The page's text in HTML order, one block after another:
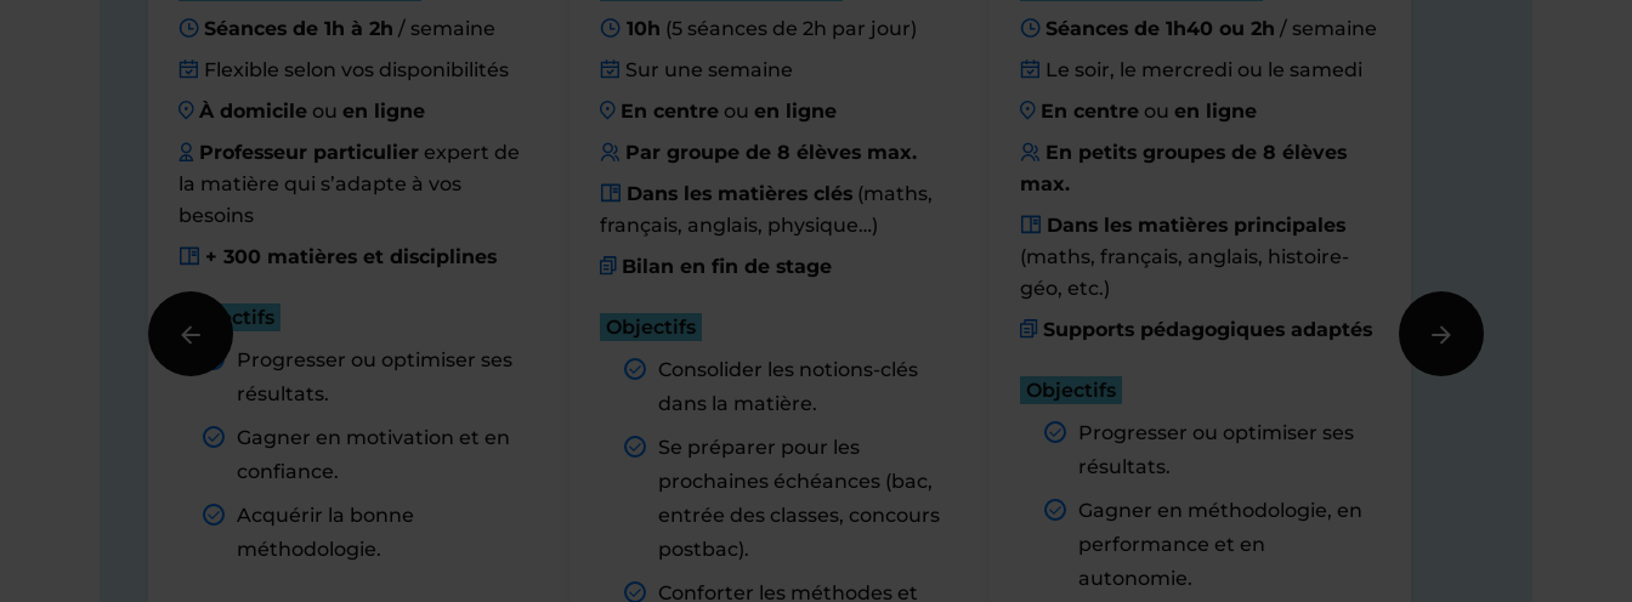
Séances de 1h à 2h / semaine
Flexible selon vos disponibilités
À domicileou en ligne
Professeur particulier expert de
la matière qui s’adapte à vos
besoins
+ 300 matières et disciplines
Objectifs
Progresser ou optimiser ses
résultats.
Gagner en motivation et en
confiance.
Acquérir la bonne
méthodologie.
10h (5 séances de 2h par jour)
Sur une semaine
En centreou en ligne
Par groupe de 8 élèves max.
Dans les matières clés(maths,
français, anglais, physique…)
Bilan en fin de stage
Objectifs
Consolider les notions-clés
dans la matière.
Se préparer pour les
prochaines échéances (bac,
entrée des classes, concours
postbac).
Conforter les méthodes et
Séances de 1h40 ou 2h / semaine
Le soir, le mercredi ou le samedi
En centre ouen ligne
En petits groupes de 8 élèves
max.
Dans les matières principales
(maths, français, anglais, histoire-
géo, etc.)
Supports pédagogiques adaptés
Objectifs
Progresser ou optimiser ses
résultats.
Gagner en méthodologie, en
performance et en
autonomie.